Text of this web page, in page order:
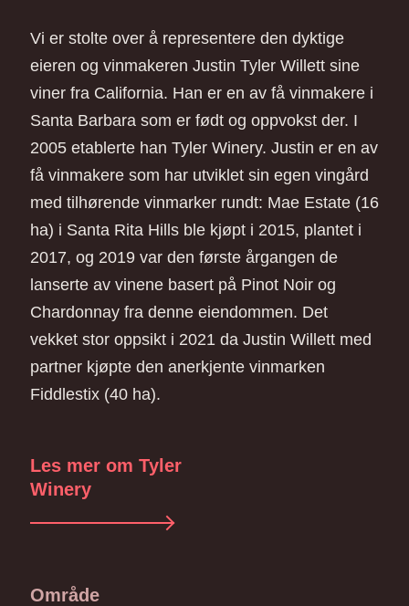
Vi er stolte over å representere den dyktige
eieren og vinmakeren Justin Tyler Willett sine
viner fra California. Han er en av få vinmakere i
Santa Barbara som er født og oppvokst der. I
2005 etablerte han Tyler Winery. Justin er en av
få vinmakere som har utviklet sin egen vingård
med tilhørende vinmarker rundt: Mae Estate (16
ha) i Santa Rita Hills ble kjøpt i 2015, plantet i
2017, og 2019 var den første årgangen de
lanserte av vinene basert på Pinot Noir og
Chardonnay fra denne eiendommen. Det
vekket stor oppsikt i 2021 da Justin Willett med
partner kjøpte den anerkjente vinmarken
Fiddlestix (40 ha).
Les mer om Tyler
Winery
Område